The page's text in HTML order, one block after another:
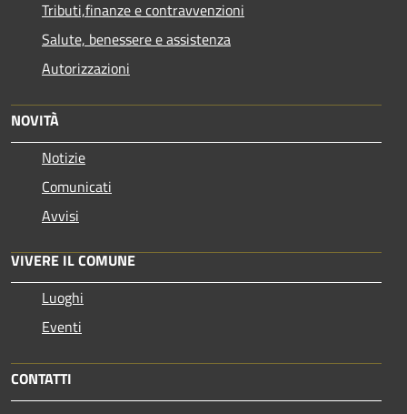
Tributi,finanze e contravvenzioni
Salute, benessere e assistenza
Autorizzazioni
NOVITÀ
Notizie
Comunicati
Avvisi
VIVERE IL COMUNE
Luoghi
Eventi
CONTATTI